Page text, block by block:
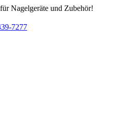
Nagelgeräte und Zubehör!
7277